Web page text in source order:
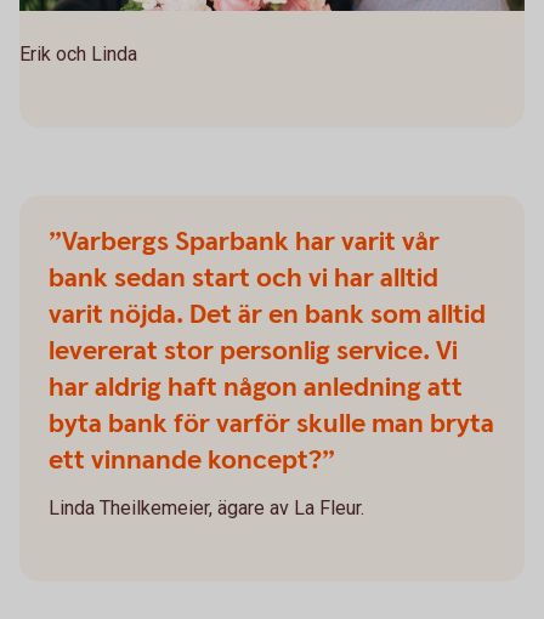
Erik och Linda
”Varbergs Sparbank har varit vår
bank sedan start och vi har alltid
varit nöjda. Det är en bank som alltid
levererat stor personlig service. Vi
har aldrig haft någon anledning att
byta bank för varför skulle man bryta
ett vinnande koncept?”
Linda Theilkemeier, ägare av La Fleur.